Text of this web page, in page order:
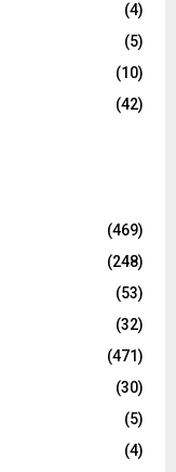
(4)
(5)
(10)
(42)
(469)
(248)
(53)
(32)
(471)
(30)
(5)
(4)